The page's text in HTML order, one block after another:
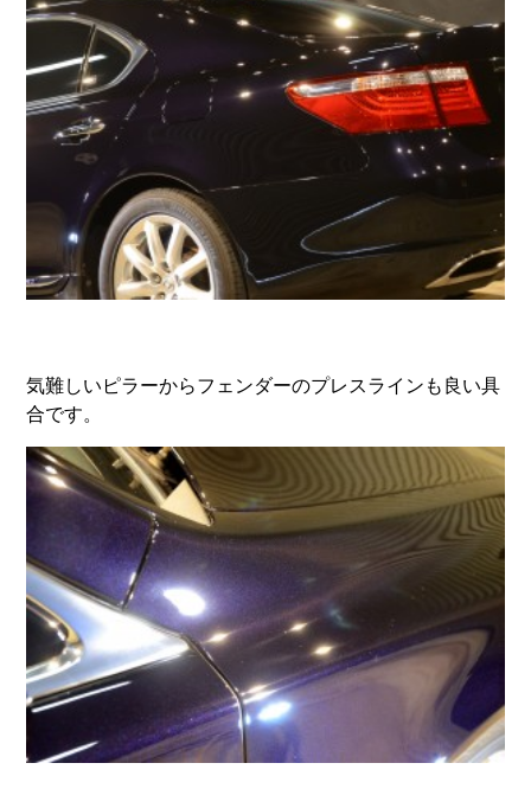
気難しいピラーからフェンダーのプレスラインも良い具
合です。